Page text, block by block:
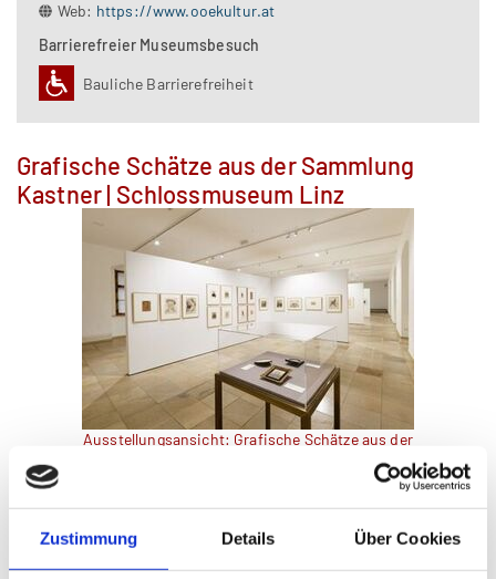
Zustimmung Details Über Cookies
Web: https://www.ooekultur.at
Barrierefreier Museumsbesuch
Bauliche Barrierefreiheit
Grafische Schätze aus der Sammlung
Kastner | Schlossmuseum Linz
Ausstellungsansicht: Grafische Schätze aus der
Sammlung Kastner (c) Schlossmuseum Linz,
Juristen Dr. Walther Kastner einen